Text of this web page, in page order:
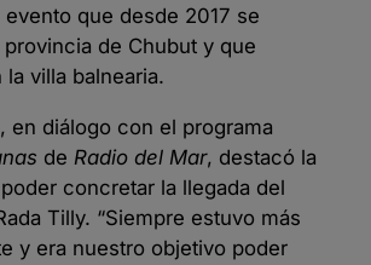
evento que desde 2017 se
de Chubut y que
villa balnearia.
en diálogo con el programa
de Radio del Mar, destacó la
concretar la llegada del
Tilly. “Siempre estuvo más
y era nuestro objetivo poder